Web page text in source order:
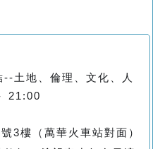
--土地、倫理、文化、人
21:00
號3樓（萬華火車站對面）